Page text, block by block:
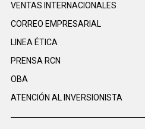
VENTAS INTERNACIONALES
CORREO EMPRESARIAL
LINEA ÉTICA
PRENSA RCN
OBA
ATENCIÓN AL INVERSIONISTA